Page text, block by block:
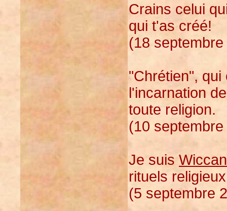
Crains celui
qui t'as créé!
(18
"Chrétien",
l'incarnation
toute religion.
(10
Je suis Wiccan
rituels
(5 septembre